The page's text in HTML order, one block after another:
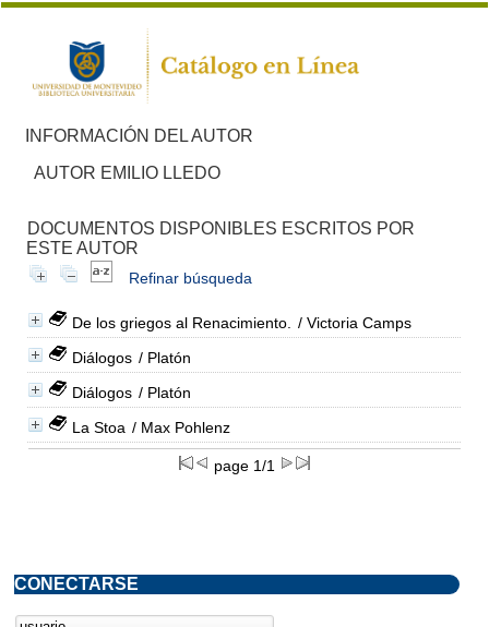
INFORMACIÓN DEL AUTOR
AUTOR EMILIO LLEDO
DOCUMENTOS DISPONIBLES ESCRITOS POR
ESTE AUTOR
Refinar búsqueda
De los griegos al Renacimiento.
/ Victoria Camps
Diálogos / Platón
Diálogos / Platón
La Stoa / Max Pohlenz
page 1/1
CONECTARSE